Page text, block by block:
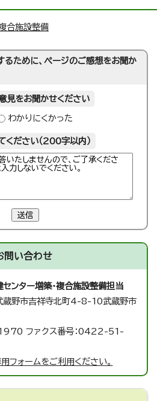
合施設整備
るために、ページのご感想をお聞か
見をお聞かせください
わかりにくかった
ください（200字以内）
送信
問い合わせ
ンター増築・複合施設整備担当
野市吉祥寺北町4-8-10武蔵野市
ファクス番号：0422-51-
フォームをご利用ください。